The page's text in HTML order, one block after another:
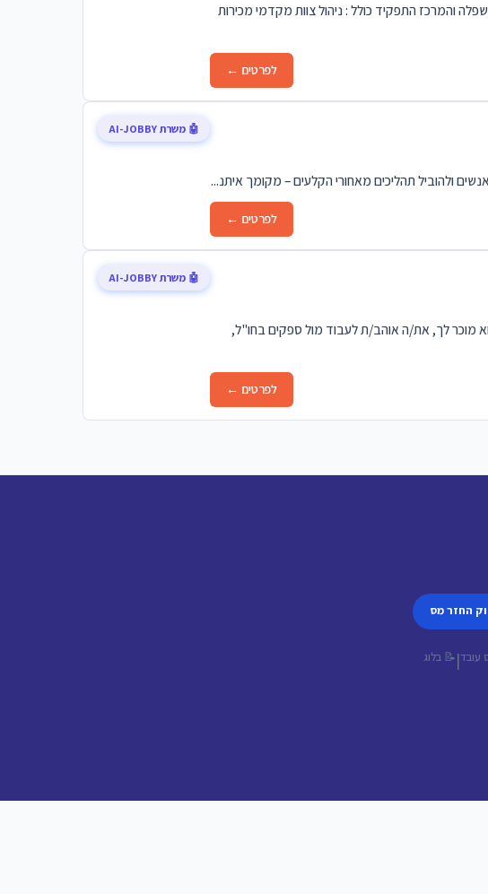
ת מכירות שטח אזור שפלה והמרכז התפקיד כולל : ניהול צוות מקדמי מכירות
לפרטים ←
ולהוביל תהליכים מאחורי הקלעים – מקומך איתנ...
לפרטים ←
🤖 משרת AI-JOBBY
ההנדסי וחלקי החילוף | 50% משרה בחולון. אם עולם היבוא מוכר לך, את/ה אוהב/ת לעבוד מול ספקים בחו"ל,
לפרטים ←
🤖 משרת AI-JOBBY
החזר מס
עובד|📝 בלוג